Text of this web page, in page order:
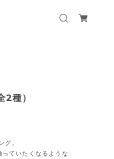
種）
グ。
ていたくなるような